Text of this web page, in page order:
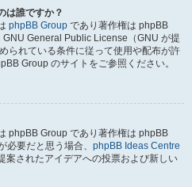
は誰ですか？
phpBB Group であり著作権は phpBB
General Public License（GNU が提
られている条件に従って使用や配布が許
Group のサイトをご参照ください。
phpBB Group であり著作権は phpBB
要だと思う場合、 phpBB Ideas Centre
案されたアイデアへの投票および新しい